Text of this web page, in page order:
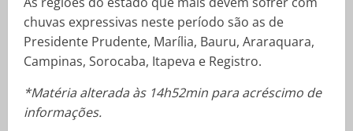
chuvas expressivas neste período são as de
Presidente Prudente, Marília, Bauru, Araraquara,
Campinas, Sorocaba, Itapeva e Registro.
*Matéria alterada às 14h52min para acréscimo de
informações.